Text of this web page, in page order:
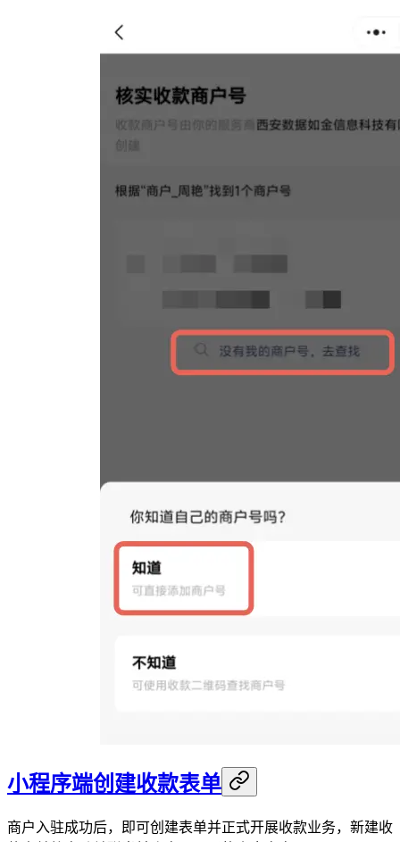
小程序端创建收款表单
商户入驻成功后，即可创建表单并正式开展收款业务，新建收